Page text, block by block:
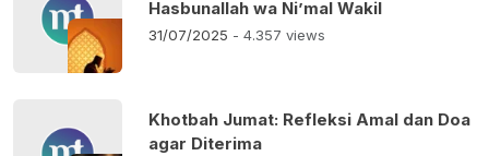
Hasbunallah wa Ni’mal Wakil
31/07/2025 - 4.357 views
Khotbah Jumat: Refleksi Amal dan Doa
agar Diterima